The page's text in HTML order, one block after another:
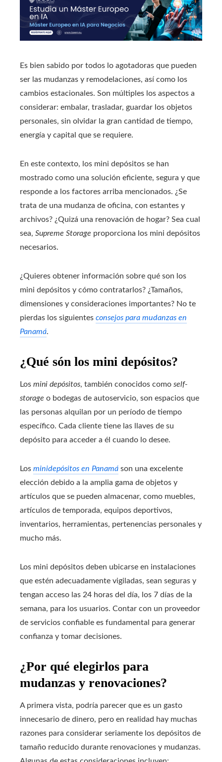
Es bien sabido por todos lo agotadoras que pueden
ser las mudanzas y remodelaciones, así como los
cambios estacionales. Son múltiples los aspectos a
considerar: embalar, trasladar, guardar los objetos
personales, sin olvidar la gran cantidad de tiempo,
energía y capital que se requiere.
En este contexto, los mini depósitos se han
mostrado como una solución eficiente, segura y que
responde a los factores arriba mencionados. ¿Se
trata de una mudanza de oficina, con estantes y
archivos? ¿Quizá una renovación de hogar? Sea cual
sea, Supreme Storage proporciona los mini depósitos
necesarios.
¿Quieres obtener información sobre qué son los
mini depósitos y cómo contratarlos? ¿Tamaños,
dimensiones y consideraciones importantes? No te
pierdas los siguientes consejos para mudanzas en
Panamá.
¿Qué són los mini depósitos?
Los mini depósitos, también conocidos como self-
storage o bodegas de autoservicio, son espacios que
las personas alquilan por un período de tiempo
específico. Cada cliente tiene las llaves de su
depósito para acceder a él cuando lo desee.
Los minidepósitos en Panamá son una excelente
elección debido a la amplia gama de objetos y
artículos que se pueden almacenar, como muebles,
artículos de temporada, equipos deportivos,
inventarios, herramientas, pertenencias personales y
mucho más.
Los mini depósitos deben ubicarse en instalaciones
que estén adecuadamente vigiladas, sean seguras y
tengan acceso las 24 horas del día, los 7 días de la
semana, para los usuarios. Contar con un proveedor
de servicios confiable es fundamental para generar
confianza y tomar decisiones.
¿Por qué elegirlos para
mudanzas y renovaciones?
A primera vista, podría parecer que es un gasto
innecesario de dinero, pero en realidad hay muchas
razones para considerar seriamente los depósitos de
tamaño reducido durante renovaciones y mudanzas.